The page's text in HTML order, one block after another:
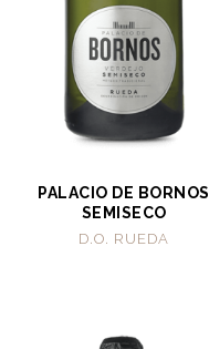
PALACIO DE BORNOS
SEMISECO
D.O. RUEDA